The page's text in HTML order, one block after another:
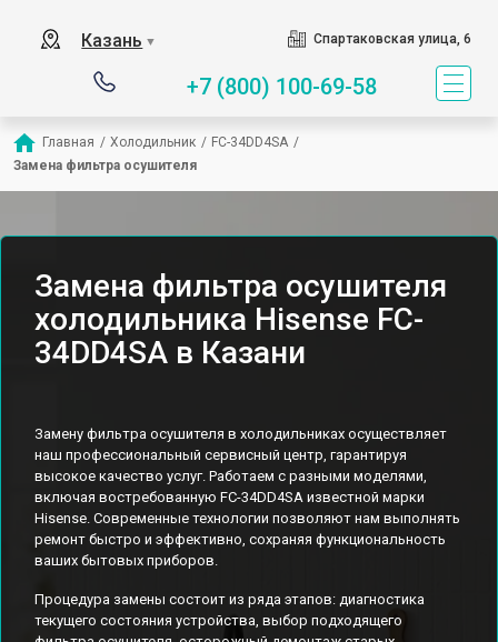
Казань ▼ Спартаковская улица, 6
+7 (800) 100-69-58
Главная / Холодильник / FC-34DD4SA /
Замена фильтра осушителя
Замена фильтра осушителя
холодильника Hisense FC-
34DD4SA в Казани
Замену фильтра осушителя в холодильниках осуществляет
наш профессиональный сервисный центр, гарантируя
высокое качество услуг. Работаем с разными моделями,
включая востребованную FC-34DD4SA известной марки
Hisense. Современные технологии позволяют нам выполнять
ремонт быстро и эффективно, сохраняя функциональность
ваших бытовых приборов.
Процедура замены состоит из ряда этапов: диагностика
текущего состояния устройства, выбор подходящего